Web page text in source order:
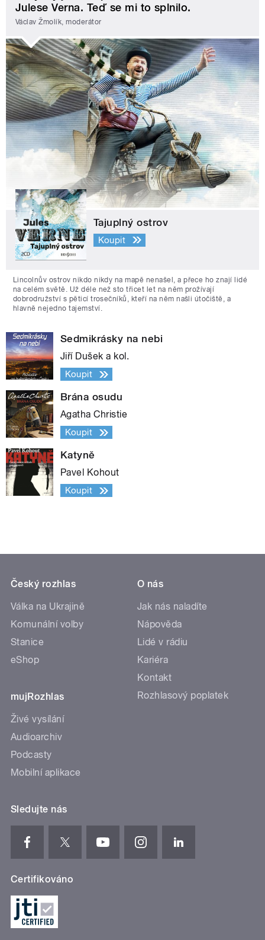
Julese Verna. Teď se mi to splnilo.
Václav Žmolík, moderátor
Tajuplný ostrov
Koupit
Lincolnův ostrov nikdo nikdy na mapě nenašel, a přece ho znají lidé
na celém světě. Už déle než sto třicet let na něm prožívají
dobrodružství s pěticí trosečníků, kteří na něm našli útočiště, a
hlavně nejedno tajemství.
Sedmikrásky na nebi
Jiří Dušek a kol.
Koupit
Brána osudu
Agatha Christie
Koupit
Katyně
Pavel Kohout
Koupit
Český rozhlas
Válka na Ukrajině
Komunální volby
Stanice
eShop
mujRozhlas
Živé vysílání
Audioarchiv
Podcasty
Mobilní aplikace
O nás
Jak nás naladíte
Nápověda
Lidé v rádiu
Kariéra
Kontakt
Rozhlasový poplatek
Sledujte nás
Certifikováno